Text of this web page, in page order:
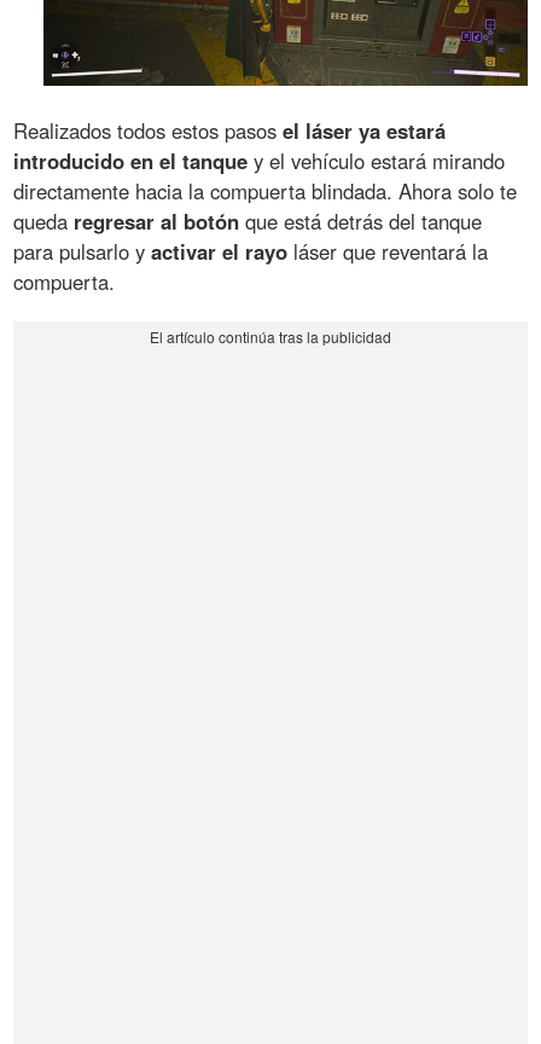
Realizados todos estos pasosel láser ya estará
introducido en el tanque y el vehículo estará mirando
directamente hacia la compuerta blindada. Ahora solo te
queda regresar al botón que está detrás del tanque
para pulsarlo yactivar el rayo láser que reventará la
compuerta.